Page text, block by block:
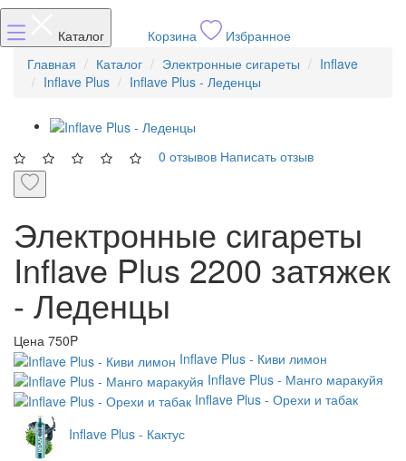
Каталог Корзина
Избранное
Главная
Каталог Электронные сигареты
Inflave
Inflave Plus
Inflave Plus - Леденцы
0 отзывов Написать отзыв
Электронные сигареты
Inflave Plus 2200 затяжек
- Леденцы
Цена 750P
Inflave Plus - Киви лимон
Inflave Plus - Манго маракуйя
Inflave Plus - Орехи и табак
Inflave Plus - Кактус